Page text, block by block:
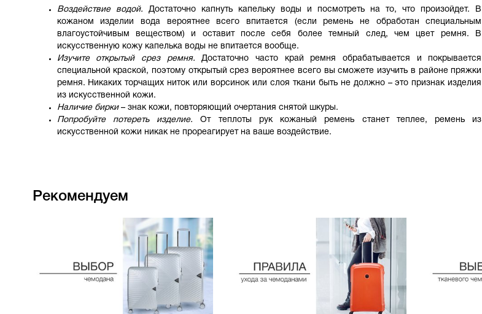
Воздействие водой. Достаточно капнуть капельку воды и посмотреть на то, что произойдет. В
кожаном изделии вода вероятнее всего впитается (если ремень не обработан специальным
влагоустойчивым веществом) и оставит после себя более темный след, чем цвет ремня. В
искусственную кожу капелька воды не впитается вообще.
Изучите открытый срез ремня. Достаточно часто край ремня обрабатывается и покрывается
специальной краской, поэтому открытый срез вероятнее всего вы сможете изучить в районе пряжки
ремня. Никаких торчащих ниток или ворсинок или слоя ткани быть не должно – это признак изделия
из искусственной кожи.
Наличие бирки – знак кожи, повторяющий очертания снятой шкуры.
Попробуйте потереть изделие. От теплоты рук кожаный ремень станет теплее, ремень из
искусственной кожи никак не прореагирует на ваше воздействие.
Рекомендуем